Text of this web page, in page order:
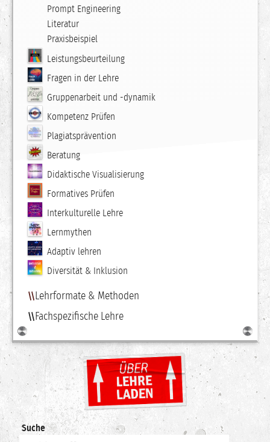
Prompt Engineering
Literatur
Praxisbeispiel
Leistungsbeurteilung
Fragen in der Lehre
Gruppenarbeit und -dynamik
Kompetenz Prüfen
Plagiatsprävention
Beratung
Didaktische Visualisierung
Formatives Prüfen
Interkulturelle Lehre
Lernmythen
Adaptiv lehren
Diversität & Inklusion
Lehrformate & Methoden
Fachspezifische Lehre
Suche